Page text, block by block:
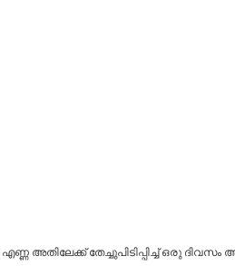
അതിലേക്ക് തേച്ചുപിടിപ്പിച്ച് ഒരു